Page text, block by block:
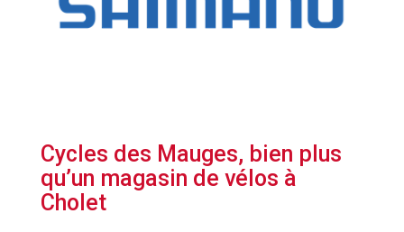
Cycles des Mauges, bien plus
qu’un magasin de vélos à
Cholet